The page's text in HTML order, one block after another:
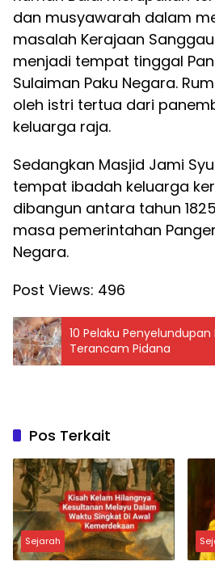
dan musyawarah dalam
masalah Kerajaan
menjadi tempat tinggal
Sulaiman Paku Negara.
oleh istri tertua dari
keluarga raja.
Sedangkan Masjid Jami
tempat ibadah keluarga
dibangun antara tahun
masa pemerintahan
Negara.
Post Views: 496
10 Pelaku
Terancam Pidana
Pos Terkait
Sejarah